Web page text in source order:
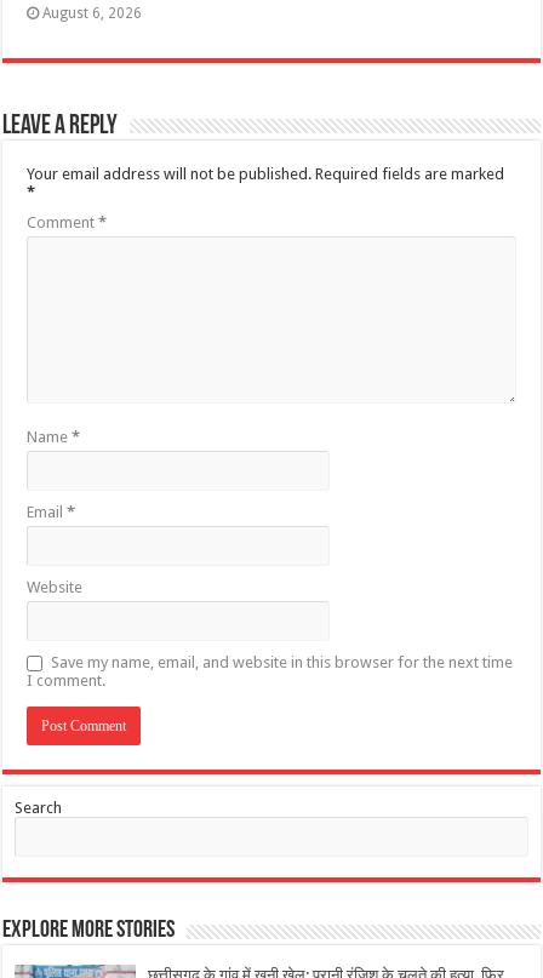
August 6, 2026
Leave a Reply
Your email address will not be published. Required fields are marked
*
Comment*
Name*
Email*
Website
Save my name, email, and website in this browser for the next time
I comment.
Search
Explore More Stories